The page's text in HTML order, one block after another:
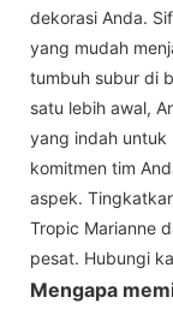
dekorasi Anda.
yang mudah
tumbuh subur di
satu lebih awal,
yang indah untuk
komitmen tim
aspek.
Tropic Marianne
pesat. Hubungi
Mengapa